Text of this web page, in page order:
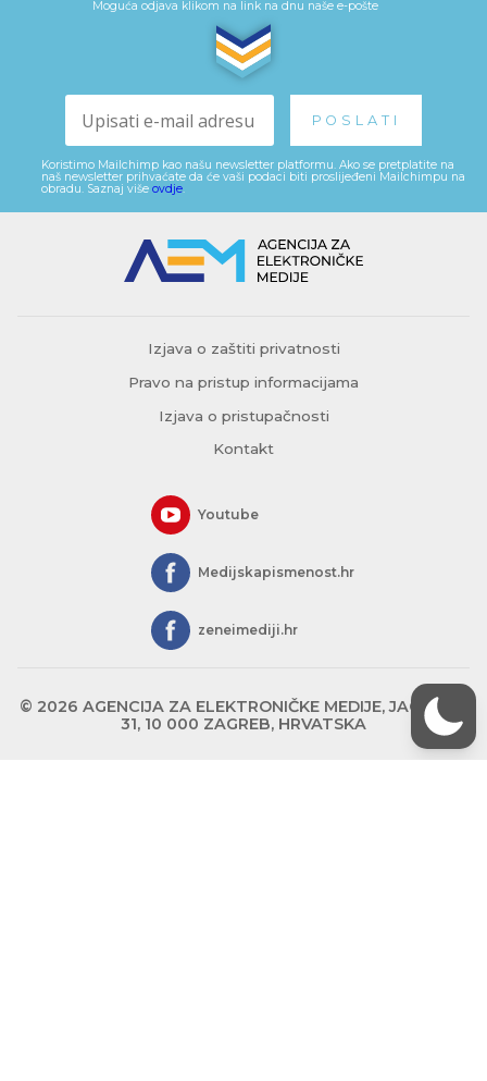
Moguća odjava klikom na link na dnu naše e-pošte
Koristimo Mailchimp kao našu newsletter platformu. Ako se pretplatite na
naš newsletter prihvaćate da će vaši podaci biti proslijeđeni Mailchimpu na
obradu. Saznaj više ovdje.
Izjava o zaštiti privatnosti
Pravo na pristup informacijama
Izjava o pristupačnosti
Kontakt
Youtube
Medijskapismenost.hr
zeneimediji.hr
© 2026 AGENCIJA ZA ELEKTRONIČKE MEDIJE, JAGIĆEVA
31, 10 000 ZAGREB, HRVATSKA